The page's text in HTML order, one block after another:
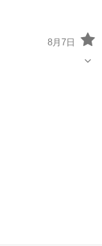
8月7日